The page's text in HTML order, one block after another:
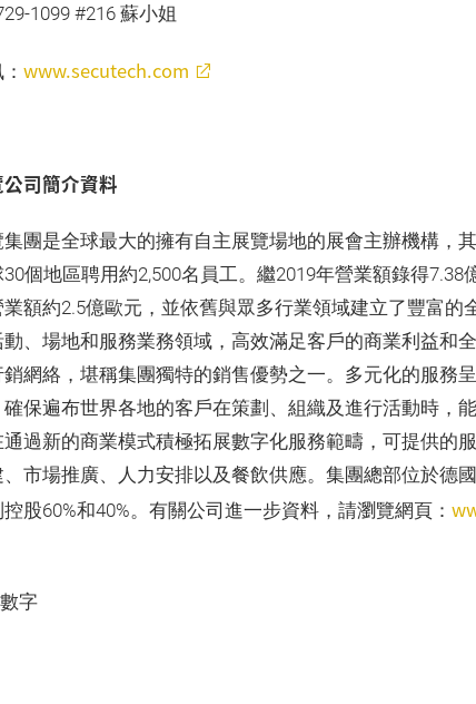
1099 #216 蘇小姐
www.secutech.com
司簡介資料
團是全球最大的擁有自主展覽場地的展會主辦機構，
個地區聘用約2,500名員工。繼2019年營業額錄得7.38
額約2.5億歐元，並依舊與眾多行業領域建立了豐富的
、場地和服務業務領域，高效滿足客戶的商業利益和
網絡，堪稱集團獨特的銷售優勢之一。多元化的服務
保遍布世界各地的客戶在策劃、組織及進行活動時，
過新的商業模式積極拓展數字化服務範疇，可提供的
市場推廣、人力安排以及餐飲供應。集團總部位於德
股60%和40%。有關公司進一步資料，請瀏覽網頁：
字